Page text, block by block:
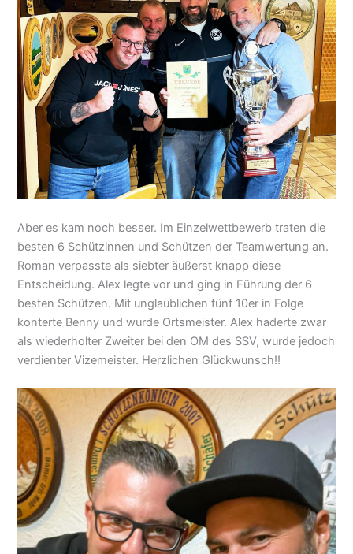
Aber es kam noch besser. Im Einzelwettbewerb traten die
besten 6 Schützinnen und Schützen der Teamwertung an.
Roman verpasste als siebter äußerst knapp diese
Entscheidung. Alex legte vor und ging in Führung der 6
besten Schützen. Mit unglaublichen fünf 10er in Folge
konterte Benny und wurde Ortsmeister. Alex haderte zwar
als wiederholter Zweiter bei den OM des SSV, wurde jedoch
verdienter Vizemeister. Herzlichen Glückwunsch!!